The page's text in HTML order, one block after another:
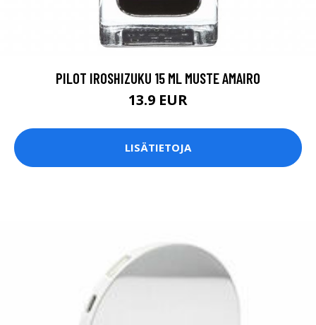
PILOT IROSHIZUKU 15 ML MUSTE AMAIRO
13.9 EUR
LISÄTIETOJA